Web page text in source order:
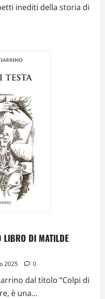
inediti della storia di
LIBRO DI MATILDE
2025 0
dal titolo “Colpi di
è una...